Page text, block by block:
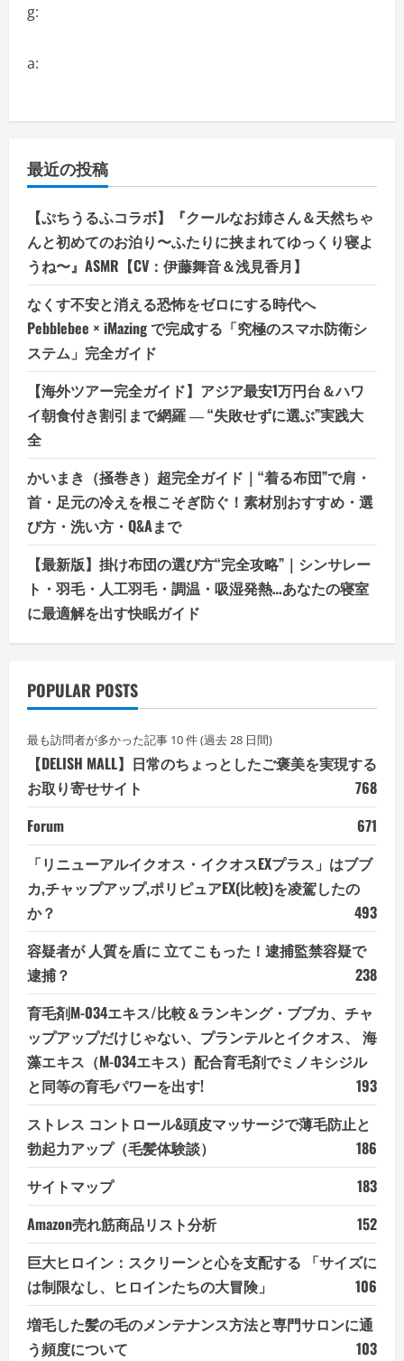
g:
a:
最近の投稿
【ぷちうるふコラボ】『クールなお姉さん＆天然ちゃ
んと初めてのお泊り〜ふたりに挟まれてゆっくり寝よ
うね〜』ASMR【CV：伊藤舞音＆浅見香月】
なくす不安と消える恐怖をゼロにする時代へ
Pebblebee × iMazing で完成する「究極のスマホ防衛シ
ステム」完全ガイド
【海外ツアー完全ガイド】アジア最安1万円台＆ハワ
イ朝食付き割引まで網羅 ― “失敗せずに選ぶ”実践大
全
かいまき（掻巻き）超完全ガイド｜“着る布団”で肩・
首・足元の冷えを根こそぎ防ぐ！素材別おすすめ・選
び方・洗い方・Q&Aまで
【最新版】掛け布団の選び方“完全攻略”｜シンサレー
ト・羽毛・人工羽毛・調温・吸湿発熱…あなたの寝室
に最適解を出す快眠ガイド
POPULAR POSTS
最も訪問者が多かった記事 10 件 (過去 28 日間)
【DELISH MALL】日常のちょっとしたご褒美を実現する
お取り寄せサイト
768
Forum
671
「リニューアルイクオス・イクオスEXプラス」はブブ
カ,チャップアップ,ポリピュアEX(比較)を凌駕したの
か？
493
容疑者が 人質を盾に 立てこもった！逮捕監禁容疑で
逮捕？
238
育毛剤M-034エキス/比較＆ランキング・ブブカ、チャ
ップアップだけじゃない、プランテルとイクオス、 海
藻エキス（M-034エキス）配合育毛剤でミノキシジル
と同等の育毛パワーを出す!
193
ストレス コントロール&頭皮マッサージで薄毛防止と
勃起力アップ（毛髪体験談）
186
サイトマップ
183
Amazon売れ筋商品リスト分析
152
巨大ヒロイン：スクリーンと心を支配する 「サイズに
は制限なし、ヒロインたちの大冒険」
106
増毛した髪の毛のメンテナンス方法と専門サロンに通
う頻度について
103